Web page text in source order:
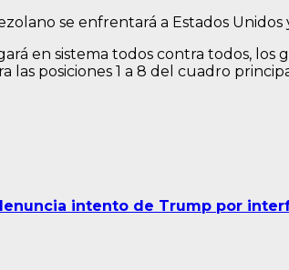
se enfrentará a Estados Unidos
en sistema todos contra todos, los
las posiciones 1 a 8 del cuadro
intento de Trump por